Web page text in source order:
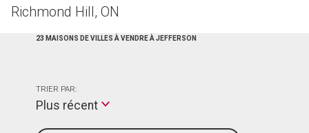
Richmond Hill, ON
23 MAISONS DE VILLES À VENDRE À JEFFERSON
TRIER PAR:
Plus récent